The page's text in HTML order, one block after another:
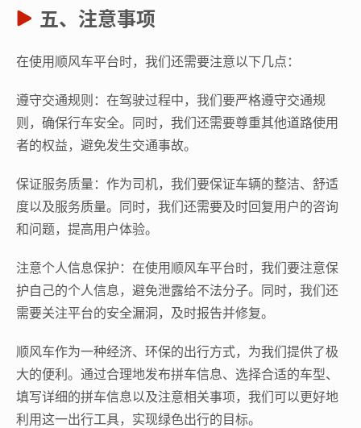
五、注意事项
在使用顺风车平台时，我们还需要注意以下几点：
遵守交通规则：在驾驶过程中，我们要严格遵守交通规
则，确保行车安全。同时，我们还需要尊重其他道路使用
者的权益，避免发生交通事故。
保证服务质量：作为司机，我们要保证车辆的整洁、舒适
度以及服务质量。同时，我们还需要及时回复用户的咨询
和问题，提高用户体验。
注意个人信息保护：在使用顺风车平台时，我们要注意保
护自己的个人信息，避免泄露给不法分子。同时，我们还
需要关注平台的安全漏洞，及时报告并修复。
顺风车作为一种经济、环保的出行方式，为我们提供了极
大的便利。通过合理地发布拼车信息、选择合适的车型、
填写详细的拼车信息以及注意相关事项，我们可以更好地
利用这一出行工具，实现绿色出行的目标。